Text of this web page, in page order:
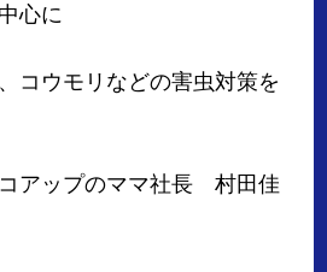
心に
コウモリなどの害虫対策を
アップのママ社長 村田佳